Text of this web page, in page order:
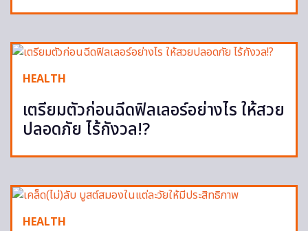
HEALTH
เตรียมตัวก่อนฉีดฟิลเลอร์อย่างไร ให้สวย
ปลอดภัย ไร้กังวล!?
HEALTH